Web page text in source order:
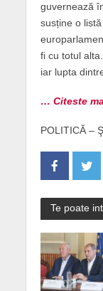
guvernează
susține o
fi cu totul
iar lupta
… Citeste
POLITICĂ –
Te poate